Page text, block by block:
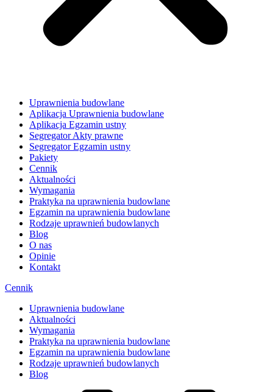
Uprawnienia budowlane
Aplikacja Uprawnienia budowlane
Aplikacja Egzamin ustny
Segregator Akty prawne
Segregator Egzamin ustny
Pakiety
Cennik
Aktualności
Wymagania
Praktyka na uprawnienia budowlane
Egzamin na uprawnienia budowlane
Rodzaje uprawnień budowlanych
Blog
O nas
Opinie
Kontakt
Cennik
Uprawnienia budowlane
Aktualności
Wymagania
Praktyka na uprawnienia budowlane
Egzamin na uprawnienia budowlane
Rodzaje uprawnień budowlanych
Blog